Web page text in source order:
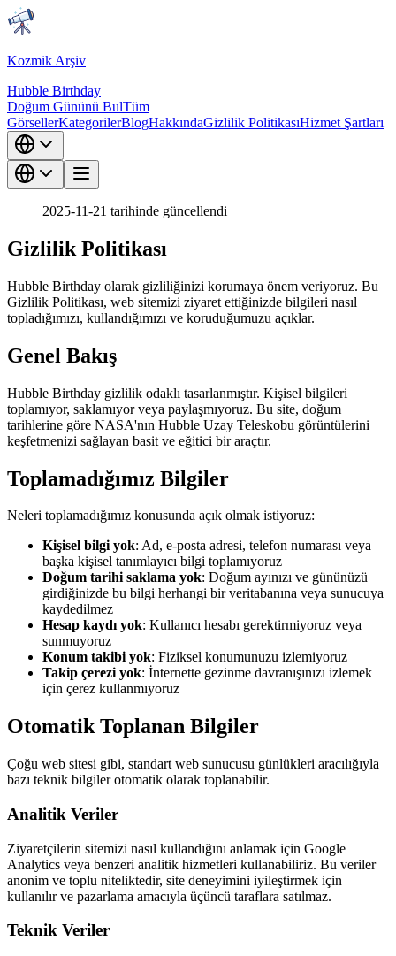
Kozmik Arşiv
Hubble Birthday
Doğum Gününü BulTüm
GörsellerKategorilerBlogHakkındaGizlilik PolitikasıHizmet Şartları
2025-11-21 tarihinde güncellendi
Gizlilik Politikası
Hubble Birthday olarak gizliliğinizi korumaya önem veriyoruz. Bu
Gizlilik Politikası, web sitemizi ziyaret ettiğinizde bilgileri nasıl
topladığımızı, kullandığımızı ve koruduğumuzu açıklar.
Genel Bakış
Hubble Birthday gizlilik odaklı tasarlanmıştır. Kişisel bilgileri
toplamıyor, saklamıyor veya paylaşmıyoruz. Bu site, doğum
tarihlerine göre NASA'nın Hubble Uzay Teleskobu görüntülerini
keşfetmenizi sağlayan basit ve eğitici bir araçtır.
Toplamadığımız Bilgiler
Neleri toplamadığımız konusunda açık olmak istiyoruz:
Kişisel bilgi yok: Ad, e-posta adresi, telefon numarası veya
başka kişisel tanımlayıcı bilgi toplamıyoruz
Doğum tarihi saklama yok: Doğum ayınızı ve gününüzü
girdiğinizde bu bilgi herhangi bir veritabanına veya sunucuya
kaydedilmez
Hesap kaydı yok: Kullanıcı hesabı gerektirmiyoruz veya
sunmuyoruz
Konum takibi yok: Fiziksel konumunuzu izlemiyoruz
Takip çerezi yok: İnternette gezinme davranışınızı izlemek
için çerez kullanmıyoruz
Otomatik Toplanan Bilgiler
Çoğu web sitesi gibi, standart web sunucusu günlükleri aracılığıyla
bazı teknik bilgiler otomatik olarak toplanabilir.
Analitik Veriler
Ziyaretçilerin sitemizi nasıl kullandığını anlamak için Google
Analytics veya benzeri analitik hizmetleri kullanabiliriz. Bu veriler
anonim ve toplu niteliktedir, site deneyimini iyileştirmek için
kullanılır ve pazarlama amacıyla üçüncü taraflara satılmaz.
Teknik Veriler